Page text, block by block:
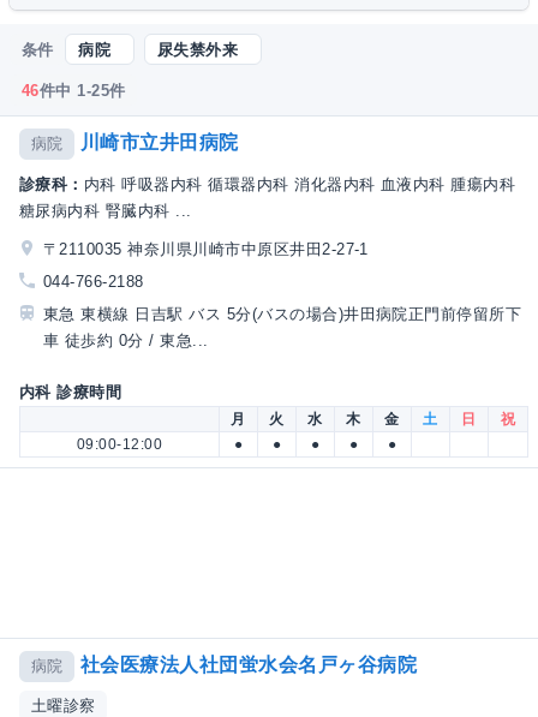
条件 病院 尿失禁外来
46件中 1-25件
病院 川崎市立井田病院
診療科： 内科 呼吸器内科 循環器内科 消化器内科 血液内科 腫瘍内科
糖尿病内科 腎臓内科 ...
〒2110035 神奈川県川崎市中原区井田2-27-1
044-766-2188
東急 東横線 日吉駅 バス 5分(バスの場合)井田病院正門前停留所下
車 徒歩約 0分 / 東急...
内科 診療時間
月 火 水 木 金 土 日
祝
09:00-12:00
● ● ● ● ●
病院 社会医療法人社団蛍水会名戸ヶ谷病院
土曜診察